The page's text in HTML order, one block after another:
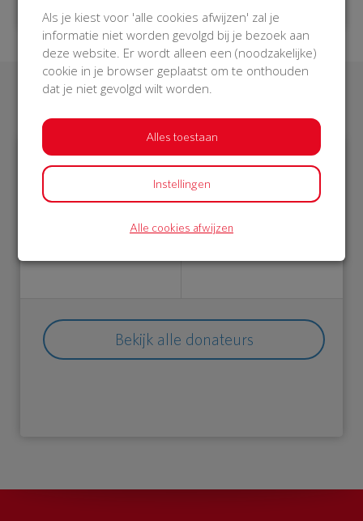
Laatste donaties
Bekijk alle donateurs
Als je kiest voor 'alle cookies afwijzen' zal je
informatie niet worden gevolgd bij je bezoek aan
deze website. Er wordt alleen een (noodzakelijke)
cookie in je browser geplaatst om te onthouden
dat je niet gevolgd wilt worden.
Alles toestaan
Instellingen
Alle cookies afwijzen